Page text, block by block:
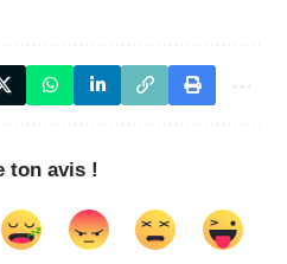
ton avis !